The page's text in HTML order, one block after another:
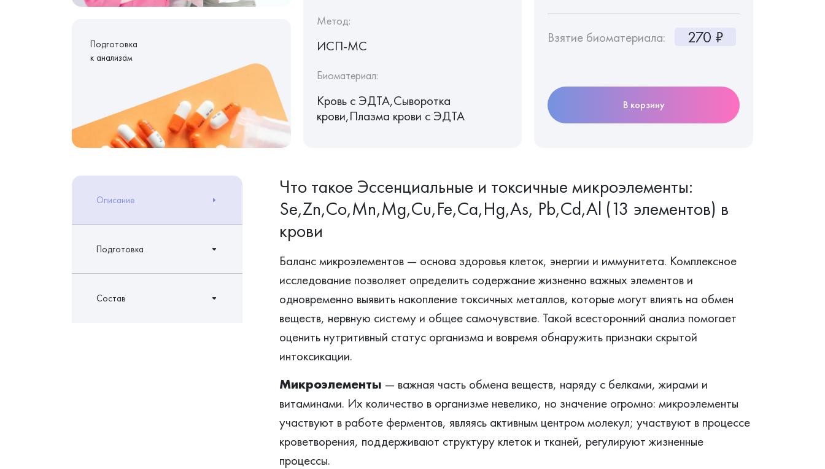
Подготовка
к анализам
Метод:
ИСП-МС
Биоматериал:
Кровь c ЭДТА,Сыворотка
крови,Плазма крови с ЭДТА
Взятие биоматериала: 270 ₽
В корзину
Описание
Подготовка
Состав
Что такое Эссенциальные и токсичные микроэлементы:
Se,Zn,Co,Mn,Mg,Cu,Fe,Ca,Hg,As, Pb,Cd,Al (13 элементов) в
крови
Баланс микроэлементов — основа здоровья клеток, энергии и иммунитета. Комплексное
исследование позволяет определить содержание жизненно важных элементов и
одновременно выявить накопление токсичных металлов, которые могут влиять на обмен
веществ, нервную систему и общее самочувствие. Такой всесторонний анализ помогает
оценить нутритивный статус организма и вовремя обнаружить признаки скрытой
интоксикации.
Микроэлементы — важная часть обмена веществ, наряду с белками, жирами и
витаминами. Их количество в организме невелико, но значение огромно: микроэлементы
участвуют в работе ферментов, являясь активным центром молекул; участвуют в процессе
кроветворения, поддерживают структуру клеток и тканей, регулируют жизненные
процессы.